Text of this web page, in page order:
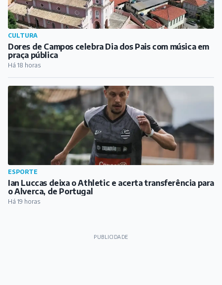
CULTURA
Dores de Campos celebra Dia dos Pais com música em
praça pública
Há 18 horas
ESPORTE
Ian Luccas deixa o Athletic e acerta transferência para
o Alverca, de Portugal
Há 19 horas
PUBLICIDADE